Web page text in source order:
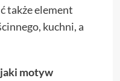
także element
kuchni, a
motyw